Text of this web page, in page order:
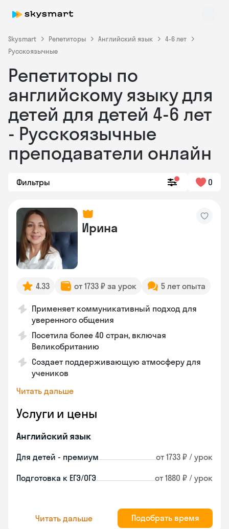
Skysmart Репетиторы Английский язык
4-6 лет
Русскоязычные
Репетиторы по
английскому языку для
детей для детей 4-6 лет
- Русскоязычные
преподаватели онлайн
Фильтры 0
Ирина
4.33 от 1733 ₽ за урок 5 лет опыта
Применяет коммуникативный подход для
уверенного общения
Посетила более 40 стран, включая
Великобританию
Создает поддерживающую атмосферу для
учеников
Читать дальше
Услуги и цены
Английский язык
Для детей - премиум от 1733 ₽ / урок
Подготовка к ЕГЭ/ОГЭ от 1880 ₽ / урок
Читать дальше Подобрать время
Skysmart Chat
online